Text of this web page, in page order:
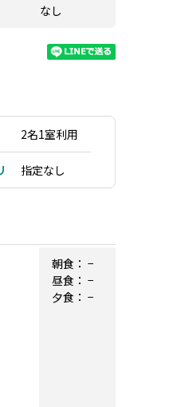
なし
2名1室利用
指定なし
朝食： −
昼食： −
夕食： −